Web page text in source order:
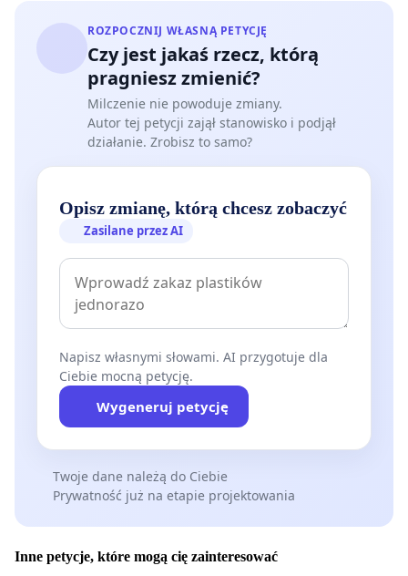
ROZPOCZNIJ WŁASNĄ PETYCJĘ
Czy jest jakaś rzecz, którą
pragniesz zmienić?
Milczenie nie powoduje zmiany.
Autor tej petycji zajął stanowisko i podjął
działanie. Zrobisz to samo?
Opisz zmianę, którą chcesz zobaczyć
Zasilane przez AI
Napisz własnymi słowami. AI przygotuje dla
Ciebie mocną petycję.
Wygeneruj petycję
Twoje dane należą do Ciebie
Prywatność już na etapie projektowania
Inne petycje, które mogą cię zainteresować